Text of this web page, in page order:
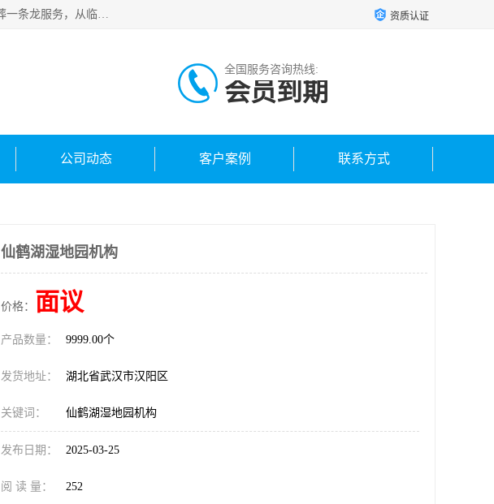
武汉生命之源文化有限公司，秉持着对生命的敬重与关怀，专注于殡葬服务领域。我们提供全方位的武汉殡葬一条龙服务，从临终关怀开始，到后事的妥善处理，每个环节都精心安排。专业团队严格依照规范，为逝者净身、穿衣，庄重地接运遗体，提供优质的遗体整理与妆扮服务。告别仪式策划、火化手续办理以及骨灰安置等事务，也都有专人协助。 资质认证
全国服务咨询热线:
会员到期
公司动态 客户案例 联系方式
仙鹤湖湿地园机构
价格： 面议
产品数量： 9999.00个
发货地址： 湖北省武汉市汉阳区
关键词： 仙鹤湖湿地园机构
发布日期： 2025-03-25
阅 读 量： 252